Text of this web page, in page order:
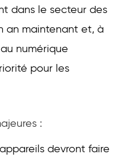
dans le secteur des
an maintenant et, à
numérique
pour les
:
devront faire